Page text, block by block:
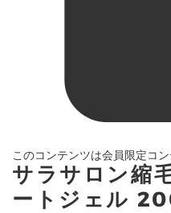
このコンテンツは会員限定コ
サラサロン縮
ートジェル